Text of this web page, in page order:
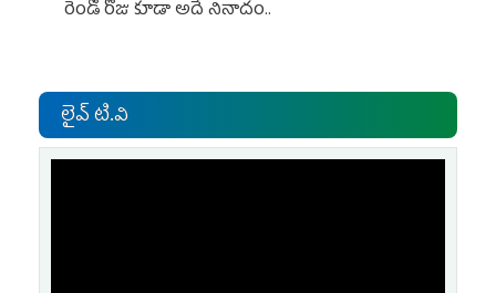
రెండో రోజు కూడా అదే నినాదం..
లైవ్ టి.వి